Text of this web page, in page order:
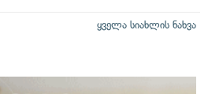
ყველა სიახლის ნახვა